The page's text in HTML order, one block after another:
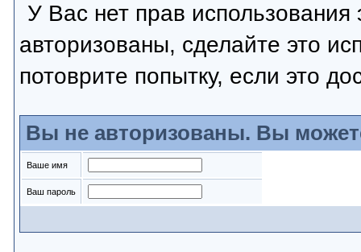
У Вас нет прав
авторизованы, сделайте это
потоврите попытку, если это
Вы не авторизованы. Вы
Ваше имя
Ваш пароль